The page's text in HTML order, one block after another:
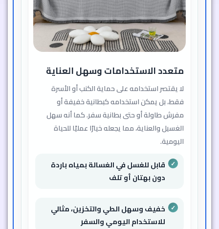
متعدد الاستخدامات وسهل العناية
لا يقتصر استخدامه على حماية الكنب أو الأسرة
فقط، بل يمكن استخدامه كبطانية خفيفة أو
مفرش طاولة أو حتى بطانية سفر. كما أنه سهل
الغسيل والعناية، مما يجعله خيارًا عمليًا للحياة
اليومية.
قابل للغسل في الغسالة بمياه باردة
دون بهتان أو تلف
خفيف وسهل الطي والتخزين، مثالي
للاستخدام اليومي والسفر